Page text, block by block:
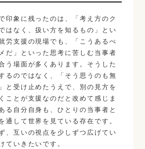
印象に残ったのは、「考え方のク
はなく、扱い方を知るもの」とい
労支援の現場でも、「こうあるべ
だ」といった思考に苦しむ当事者
う場面が多くあります。そうした
るのではなく、「そう思うのも無
と受け止めたうえで、別の見方を
ことが支援なのだと改めて感じま
る自分自身も、ひとりの当事者と
通して世界を見ている存在です。
、互いの視点を少しずつ広げてい
ていきたいです。